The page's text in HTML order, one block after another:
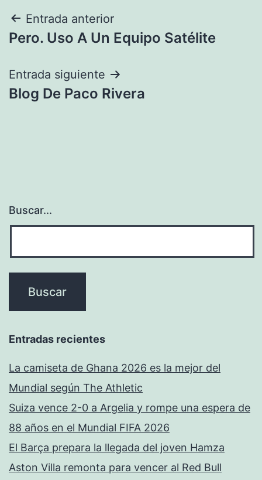
Navegación
de
entradas
Entrada anterior
Pero. Uso A Un Equipo Satélite
Entrada siguiente
Blog De Paco Rivera
Buscar...
Entradas recientes
La camiseta de Ghana 2026 es la mejor del
Mundial según The Athletic
Suiza vence 2-0 a Argelia y rompe una espera de
88 años en el Mundial FIFA 2026
El Barça prepara la llegada del joven Hamza
Aston Villa remonta para vencer al Red Bull